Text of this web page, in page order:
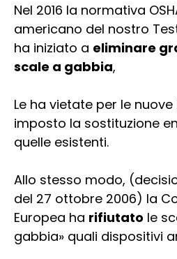
Nel 2016 la normativa
americano del nostro
ha iniziato a eliminare
scale a gabbia,
Le ha vietate per le
imposto la sostituzione
quelle esistenti.
Allo stesso modo,
del 27 ottobre 2006) la
Europea ha rifiutato le
gabbia» quali dispositivi